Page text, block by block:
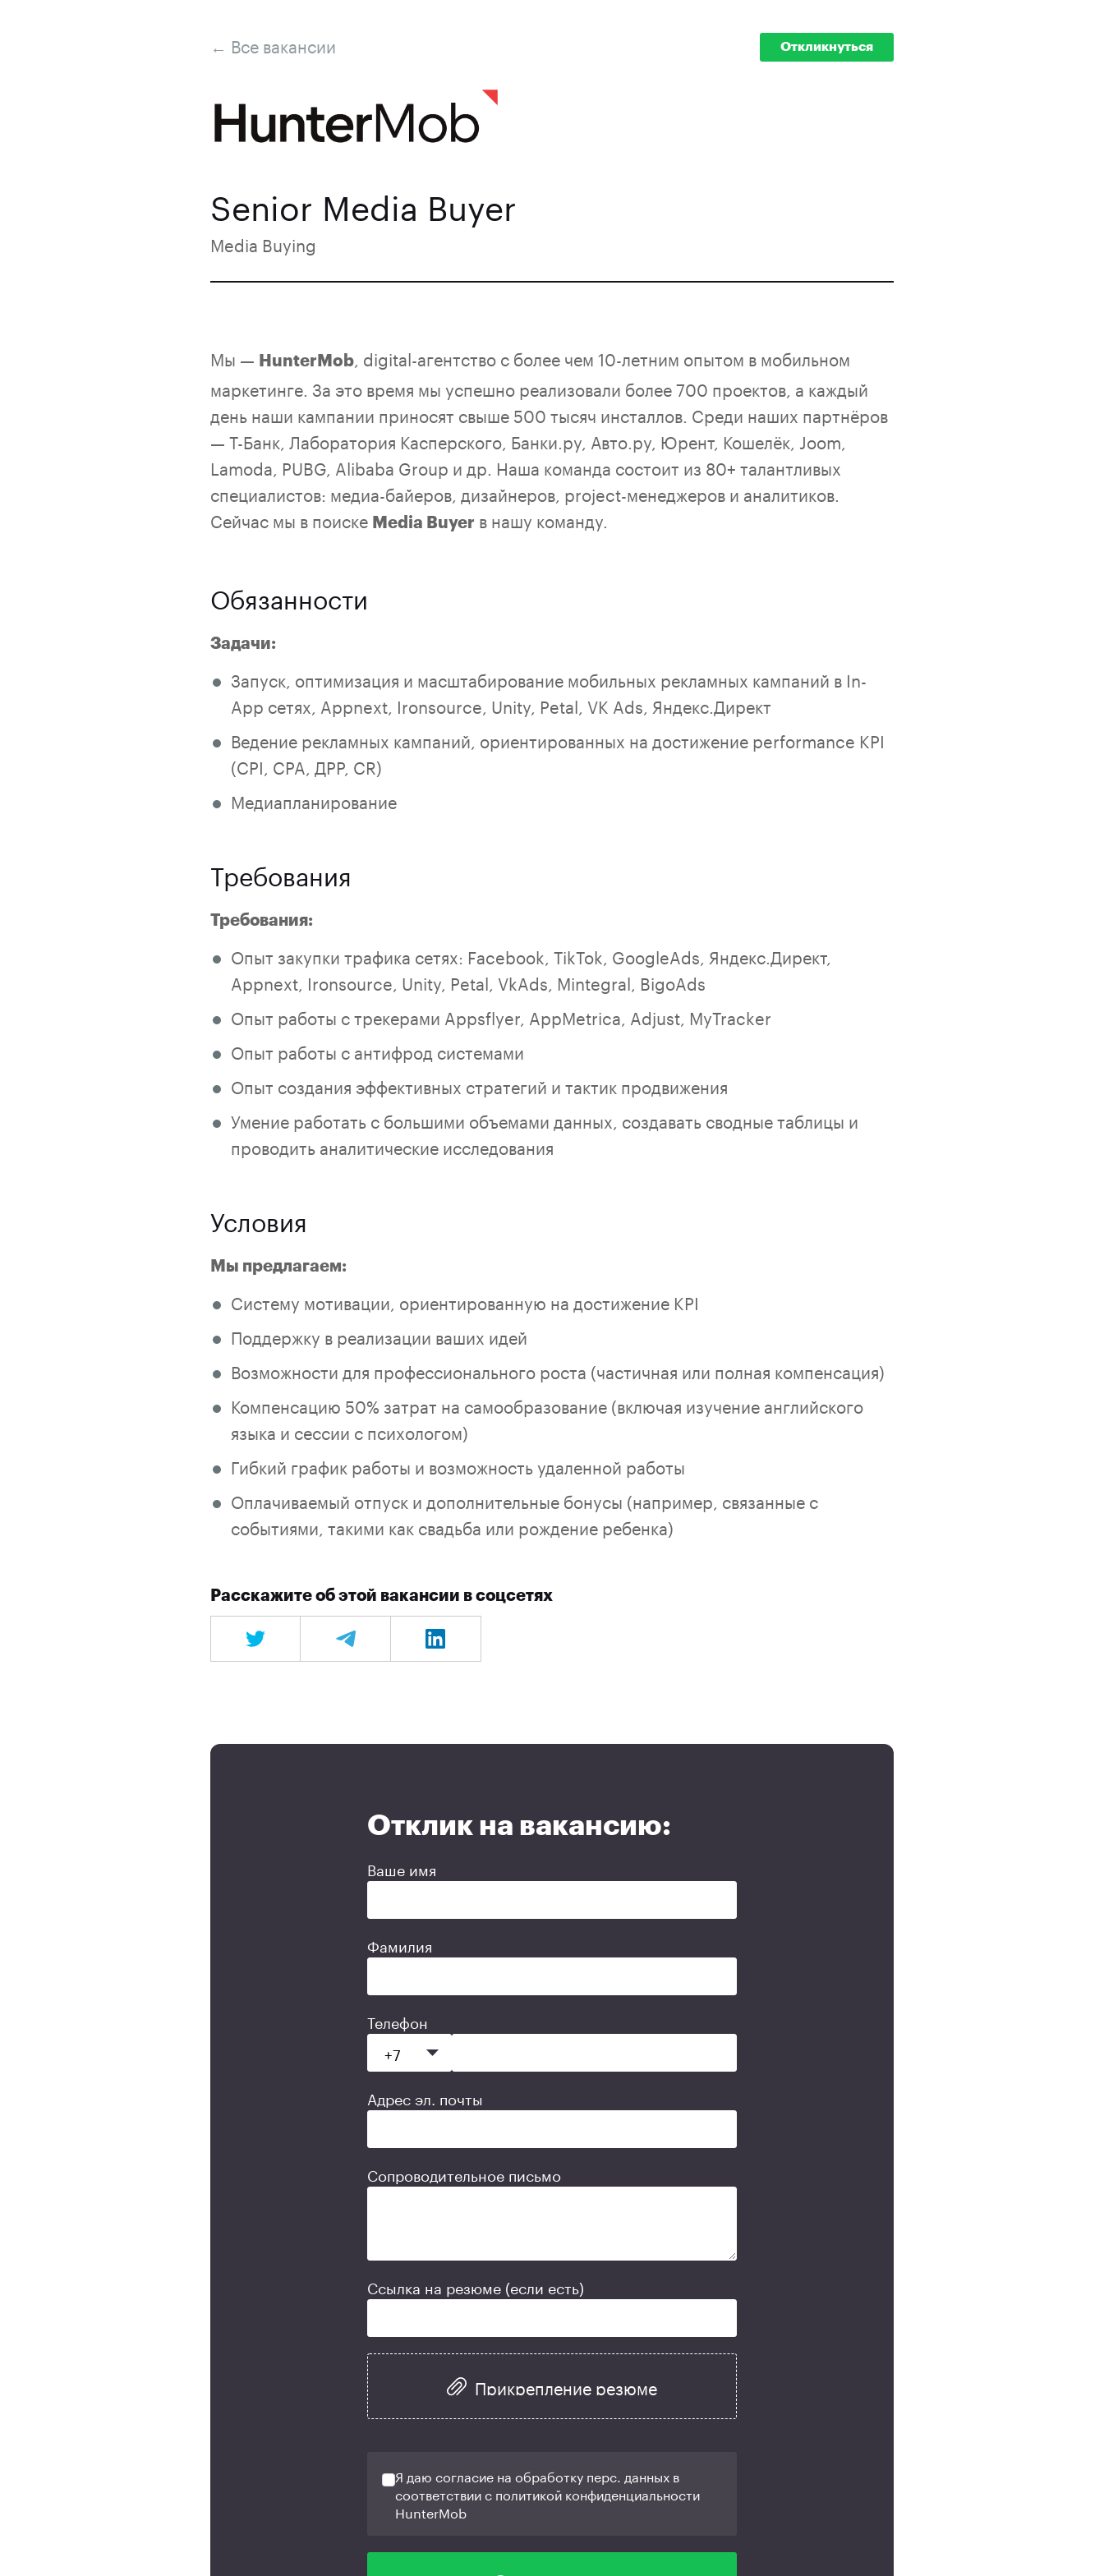
← Все вакансии Откликнуться
Senior Media Buyer
Media Buying
Мы — HunterMob, digital-агентство с более чем 10-летним опытом в мобильном
маркетинге. За это время мы успешно реализовали более 700 проектов, а каждый
день наши кампании приносят свыше 500 тысяч инсталлов. Среди наших партнёров
— Т-Банк, Лаборатория Касперского, Банки.ру, Авто.ру, Юрент, Кошелёк, Joom,
Lamoda, PUBG, Alibaba Group и др. Наша команда состоит из 80+ талантливых
специалистов: медиа-байеров, дизайнеров, project-менеджеров и аналитиков.
Сейчас мы в поиске Media Buyer в нашу команду.
Обязанности
Задачи:
Запуск, оптимизация и масштабирование мобильных рекламных кампаний в In-
App сетях, Appnext, Ironsource, Unity, Petal, VK Ads, Яндекс.Директ
Ведение рекламных кампаний, ориентированных на достижение performance KPI
(CPI, CPA, ДРР, CR)
Медиапланирование
Требования
Требования:
Опыт закупки трафика сетях: Facebook, TikTok, GoogleAds, Яндекс.Директ,
Appnext, Ironsource, Unity, Petal, VkAds, Mintegral, BigoAds
Опыт работы с трекерами Appsflyer, AppMetrica, Adjust, MyTracker
Опыт работы с антифрод системами
Опыт создания эффективных стратегий и тактик продвижения
Умение работать с большими объемами данных, создавать сводные таблицы и
проводить аналитические исследования
Условия
Мы предлагаем:
Систему мотивации, ориентированную на достижение KPI
Поддержку в реализации ваших идей
Возможности для профессионального роста (частичная или полная компенсация)
Компенсацию 50% затрат на самообразование (включая изучение английского
языка и сессии с психологом)
Гибкий график работы и возможность удаленной работы
Оплачиваемый отпуск и дополнительные бонусы (например, связанные с
событиями, такими как свадьба или рождение ребенка)
Расскажите об этой вакансии в соцсетях
Отклик на вакансию:
Ваше имя
Фамилия
Телефон
Адрес эл. почты
Сопроводительное письмо
Ссылка на резюме (если есть)
Прикрепление резюме
Я даю согласие на обработку перс. данных в
соответствии с политикой конфиденциальности
HunterMob